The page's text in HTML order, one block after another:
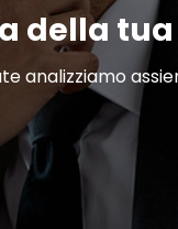
della
analizziamo